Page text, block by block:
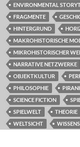
ENVIRONMENTAL
FRAGMENTE
HINTERGRUND
MAKROHISTORISCHE
MIKROHISTORISCHER
NARRATIVE NETZWERKE
OBJEKTKULTUR
PHILOSOPHIE
SCIENCE FICTION
SPIELWELT
THEORIE
WELTSICHT